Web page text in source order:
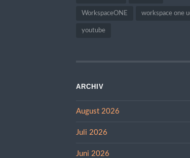
WorkspaceONE workspace one
youtube
ARCHIV
August 2026
Juli 2026
Juni 2026